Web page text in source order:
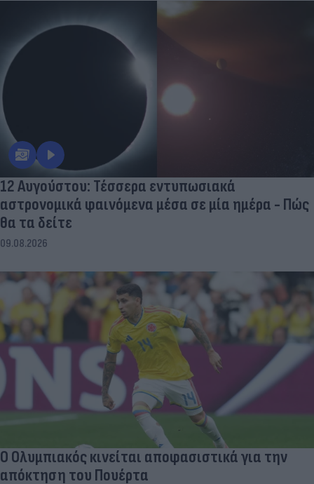
12 Αυγούστου: Τέσσερα εντυπωσιακά
αστρονομικά φαινόμενα μέσα σε μία ημέρα - Πώς
θα τα δείτε
09.08.2026
Ο Ολυμπιακός κινείται αποφασιστικά για την
απόκτηση του Πουέρτα